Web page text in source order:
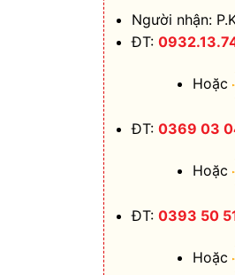
Người nhận:
ĐT:
Hoặc
ĐT: 0369 03
Hoặc
ĐT: 0393 50
Hoặc